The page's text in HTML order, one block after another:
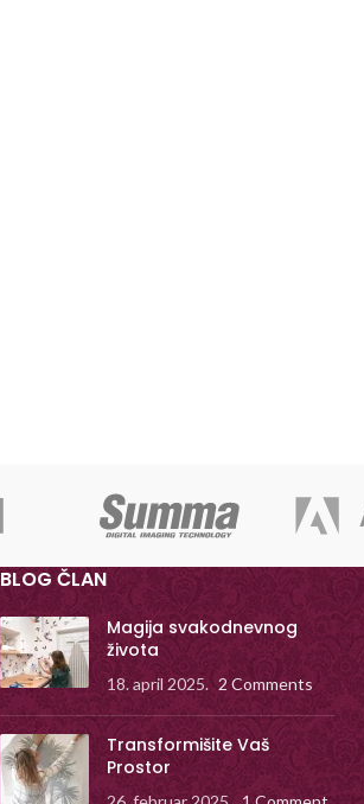
BLOG ČLAN
Magija svakodnevnog
života
18. april 2025. 2 Comments
Transformišite Vaš
Prostor